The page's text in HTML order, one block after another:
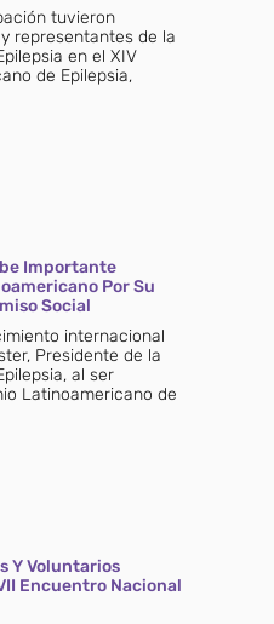
tuvieron
representantes de la
en el XIV
de Epilepsia,
Importante
Por Su
Social
internacional
Presidente de la
al ser
Latinoamericano de
Y Voluntarios
Encuentro Nacional